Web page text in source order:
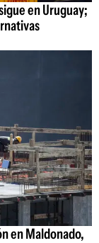
en Uruguay;
en Maldonado,